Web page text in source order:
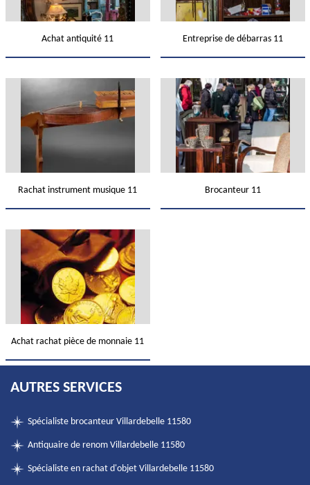
Achat antiquité 11 Entreprise de débarras 11
Rachat instrument musique 11 Brocanteur 11
Achat rachat pièce de monnaie 11
AUTRES SERVICES
Spécialiste brocanteur Villardebelle 11580
Antiquaire de renom Villardebelle 11580
Spécialiste en rachat d'objet Villardebelle 11580